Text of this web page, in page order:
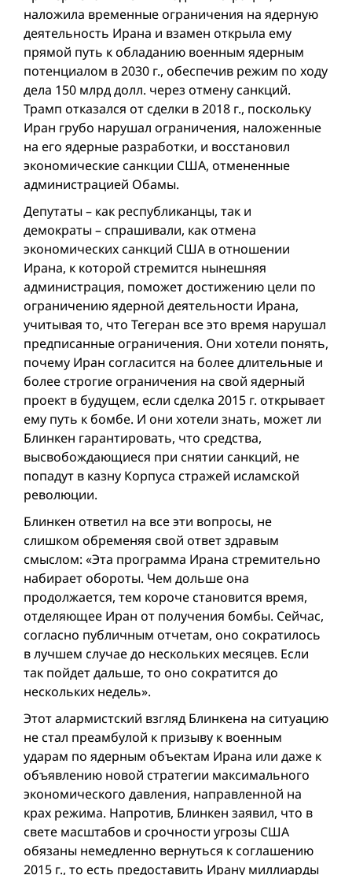
наложила временные ограничения на ядерную
деятельность Ирана и взамен открыла ему
прямой путь к обладанию военным ядерным
потенциалом в 2030 г., обеспечив режим по ходу
дела 150 млрд долл. через отмену санкций.
Трамп отказался от сделки в 2018 г., поскольку
Иран грубо нарушал ограничения, наложенные
на его ядерные разработки, и восстановил
экономические санкции США, отмененные
администрацией Обамы.
Депутаты – как республиканцы, так и
демократы – спрашивали, как отмена
экономических санкций США в отношении
Ирана, к которой стремится нынешняя
администрация, поможет достижению цели по
ограничению ядерной деятельности Ирана,
учитывая то, что Тегеран все это время нарушал
предписанные ограничения. Они хотели понять,
почему Иран согласится на более длительные и
более строгие ограничения на свой ядерный
проект в будущем, если сделка 2015 г. открывает
ему путь к бомбе. И они хотели знать, может ли
Блинкен гарантировать, что средства,
высвобождающиеся при снятии санкций, не
попадут в казну Корпуса стражей исламской
революции.
Блинкен ответил на все эти вопросы, не
слишком обременяя свой ответ здравым
смыслом: «Эта программа Ирана стремительно
набирает обороты. Чем дольше она
продолжается, тем короче становится время,
отделяющее Иран от получения бомбы. Сейчас,
согласно публичным отчетам, оно сократилось
в лучшем случае до нескольких месяцев. Если
так пойдет дальше, то оно сократится до
нескольких недель».
Этот алармистский взгляд Блинкена на ситуацию
не стал преамбулой к призыву к военным
ударам по ядерным объектам Ирана или даже к
объявлению новой стратегии максимального
экономического давления, направленной на
крах режима. Напротив, Блинкен заявил, что в
свете масштабов и срочности угрозы США
обязаны немедленно вернуться к соглашению
2015 г., то есть предоставить Ирану миллиарды